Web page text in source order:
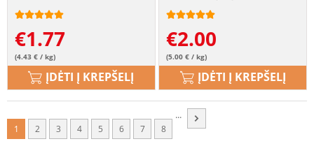
€1.77
(4.43 € / kg)
ĮDĖTI Į KREPŠELĮ
€2.00
(5.00 € / kg)
ĮDĖTI Į KREPŠELĮ
1 2 3 4 5 6 7 8
...